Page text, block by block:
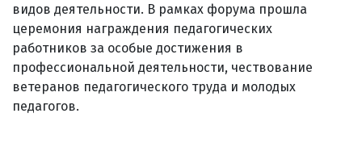
видов деятельности. В рамках форума прошла
церемония награждения педагогических
работников за особые достижения в
профессиональной деятельности, чествование
ветеранов педагогического труда и молодых
педагогов.